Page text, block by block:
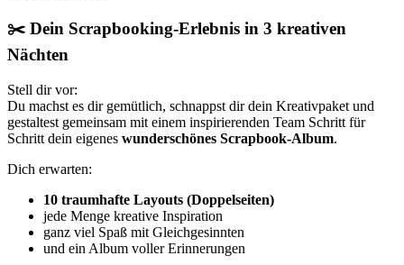
✂️ Dein Scrapbooking-Erlebnis in 3 kreativen
Nächten
Stell dir vor:
Du machst es dir gemütlich, schnappst dir dein Kreativpaket und
gestaltest gemeinsam mit einem inspirierenden Team Schritt für
Schritt dein eigenes wunderschönes Scrapbook-Album.
Dich erwarten:
10 traumhafte Layouts (Doppelseiten)
jede Menge kreative Inspiration
ganz viel Spaß mit Gleichgesinnten
und ein Album voller Erinnerungen